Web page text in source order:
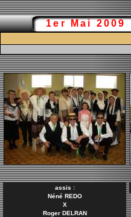
1er Mai 2009
assis :
Néné REDO
X
Roger DELRAN